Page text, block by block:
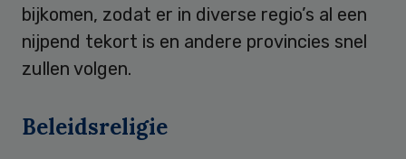
bijkomen, zodat er in diverse regio’s al een
nijpend tekort is en andere provincies snel
zullen volgen.
Beleidsreligie